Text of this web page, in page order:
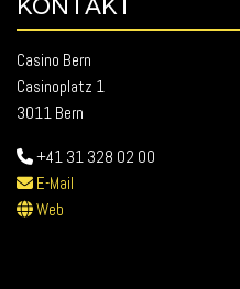
Casino Bern
Casinoplatz 1
3011 Bern
+41 31 328 02 00
E-Mail
Web